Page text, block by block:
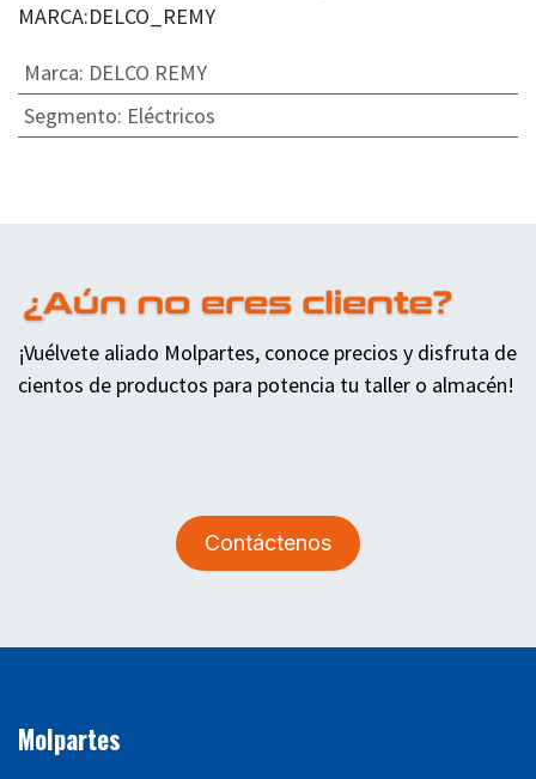
MARCA:DELCO_REMY
Marca: DELCO REMY
Segmento: Eléctricos
¡Vuélvete aliado Molpartes, conoce precios y disfruta de
cientos de productos para potencia tu taller o almacén!
Contáctenos
Molpartes